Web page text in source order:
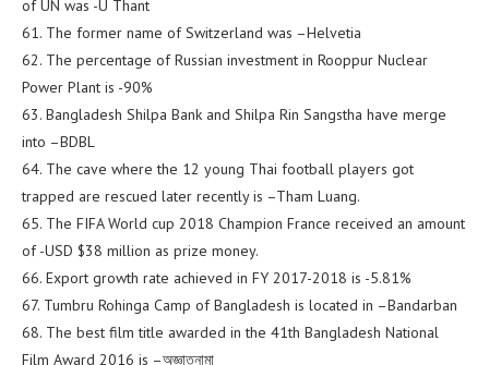
of UN was -U Thant
61. The former name of Switzerland was –Helvetia
62. The percentage of Russian investment in Rooppur Nuclear
Power Plant is -90%
63. Bangladesh Shilpa Bank and Shilpa Rin Sangstha have merge
into –BDBL
64. The cave where the 12 young Thai football players got
trapped are rescued later recently is –Tham Luang.
65. The FIFA World cup 2018 Champion France received an amount
of -USD $38 million as prize money.
66. Export growth rate achieved in FY 2017-2018 is -5.81%
67. Tumbru Rohinga Camp of Bangladesh is located in –Bandarban
68. The best film title awarded in the 41th Bangladesh National
Film Award 2016 is –অজ্ঞাতনামা